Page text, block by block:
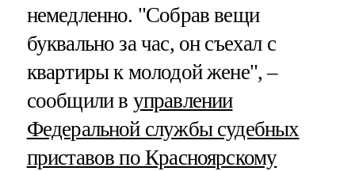
немедленно. "Собрав вещи
буквально за час, он съехал с
квартиры к молодой жене", –
сообщили в управлении
Федеральной службы судебных
приставов по Красноярскому